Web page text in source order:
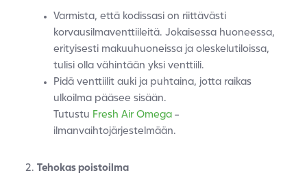
Varmista, että kodissasi on riittävästi
korvausilmaventtiileitä. Jokaisessa huoneessa,
erityisesti makuuhuoneissa ja oleskelutiloissa,
tulisi olla vähintään yksi venttiili.
Pidä venttiilit auki ja puhtaina, jotta raikas
ulkoilma pääsee sisään.
Tutustu Fresh Air Omega -
ilmanvaihtojärjestelmään.
Tehokas poistoilma